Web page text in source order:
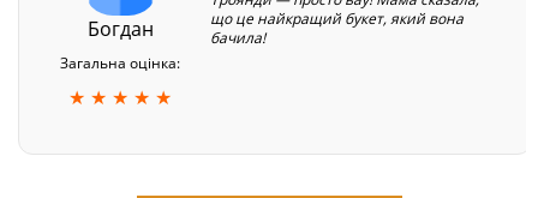
Богдан
Загальна оцінка:
★ ★ ★ ★ ★
що це найкращий букет, який вона
бачила!